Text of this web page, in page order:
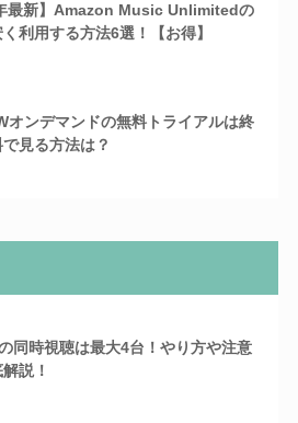
最新】Amazon Music Unlimitedの
利用する方法6選！【お得】
オンデマンドの無料トライアルは終
見る方法は？
同時視聴は最大4台！やり方や注意
説！